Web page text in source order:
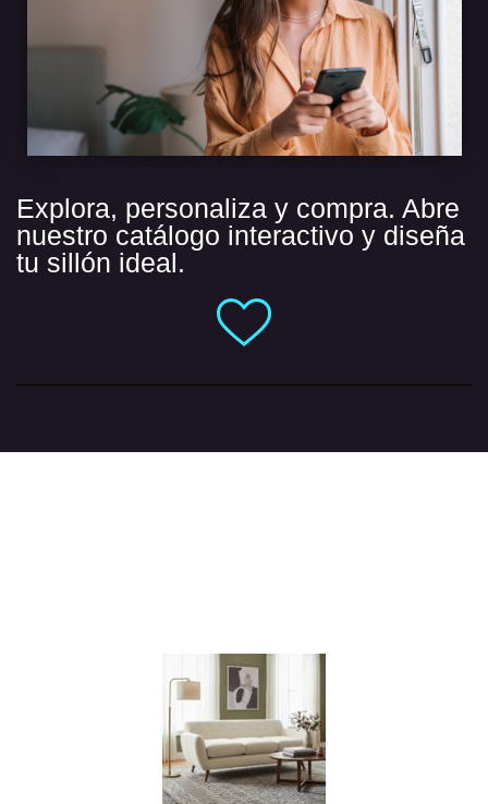
Explora, personaliza y compra. Abre
nuestro catálogo interactivo y diseña
tu sillón ideal.